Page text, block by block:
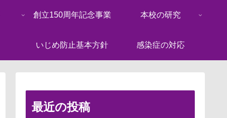
創立150周年記念事業 本校の研究
いじめ防止基本方針 感染症の対応
最近の投稿